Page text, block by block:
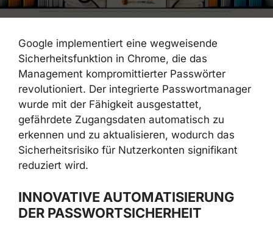
Google implementiert eine wegweisende
Sicherheitsfunktion in Chrome, die das
Management kompromittierter Passwörter
revolutioniert. Der integrierte Passwortmanager
wurde mit der Fähigkeit ausgestattet,
gefährdete Zugangsdaten automatisch zu
erkennen und zu aktualisieren, wodurch das
Sicherheitsrisiko für Nutzerkonten signifikant
reduziert wird.
INNOVATIVE AUTOMATISIERUNG
DER PASSWORTSICHERHEIT